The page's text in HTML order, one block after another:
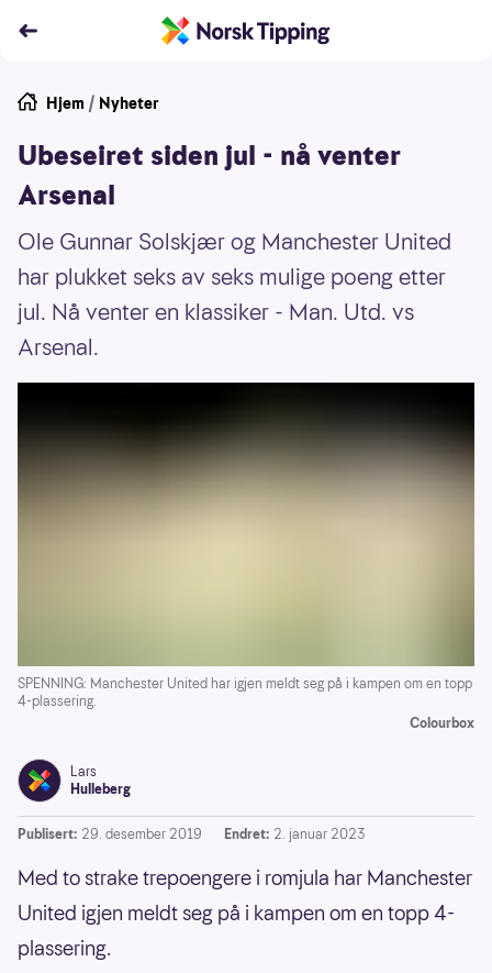
Hjem / Nyheter
Ubeseiret siden jul - nå venter
Arsenal
Ole Gunnar Solskjær og Manchester United
har plukket seks av seks mulige poeng etter
jul. Nå venter en klassiker - Man. Utd. vs
Arsenal.
SPENNING: Manchester United har igjen meldt seg på i kampen om en topp
4-plassering.
Colourbox
Lars
Hulleberg
Publisert: 29. desember 2019 Endret: 2. januar 2023
Med to strake trepoengere i romjula har Manchester
United igjen meldt seg på i kampen om en topp 4-
plassering.